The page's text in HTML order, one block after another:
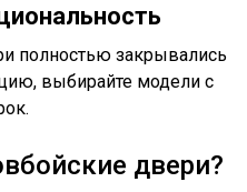
полностью закрывались
выбирайте модели с
двери?